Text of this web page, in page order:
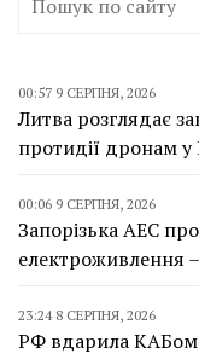
00:57 9 СЕРПНЯ, 2026
Литва розглядає
протидії дронам у
00:06 9 СЕРПНЯ, 2026
Запорізька АЕС
електроживлення
23:24 8 СЕРПНЯ, 2026
РФ вдарила КАБом